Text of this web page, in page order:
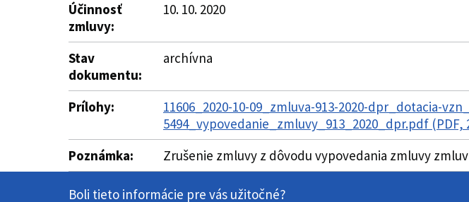
Účinnosť
zmluvy:
10. 10. 2020
Stav
dokumentu:
archívna
Prílohy:
11606_2020-10-09_zmluva-913-2020-dpr_dotacia-
5494_vypovedanie_zmluvy_913_2020_dpr.pdf (PDF,
Poznámka:
Zrušenie zmluvy z dôvodu vypovedania zmluvy
Boli tieto informácie pre vás užitočné?